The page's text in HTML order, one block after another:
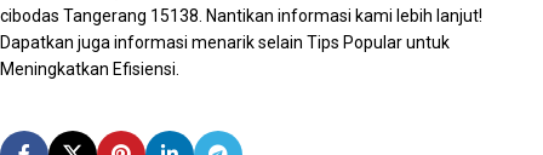
cibodas Tangerang 15138. Nantikan informasi kami lebih lanjut!
Dapatkan juga informasi menarik selain Tips Popular untuk
Meningkatkan Efisiensi.